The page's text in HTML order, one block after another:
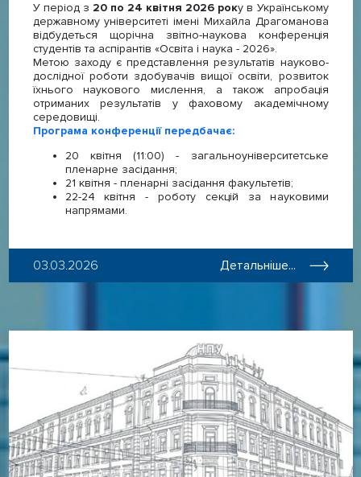
У період з 20 по 24 квітня 2026 року в Українському
державному університеті імені Михайла Драгоманова
відбудеться щорічна звітно-наукова конференція
студентів та аспірантів «Освіта і наука - 2026».
Метою заходу є представлення результатів науково-
дослідної роботи здобувачів вищої освіти, розвиток
їхнього наукового мислення, а також апробація
отриманих результатів у фаховому академічному
середовищі.
Програма конференції передбачає:
20 квітня (11:00) - загальноуніверситетське
пленарне засідання;
21 квітня - пленарні засідання факультетів;
22-24 квітня - роботу секцій за науковими
напрямами.
03.03.2026 Детальніше...